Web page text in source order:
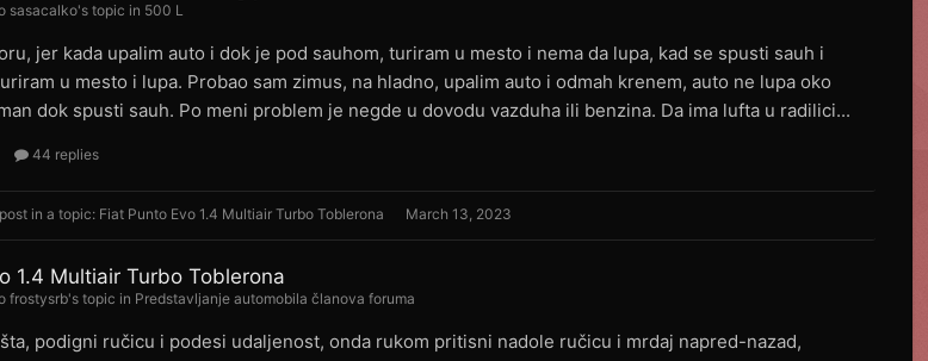
sasacalko's topic in 500 L
jer kada upalim auto i dok je pod sauhom, turiram u mesto i nema da lupa, kad se spusti sauh i
u mesto i lupa. Probao sam zimus, na hladno, upalim auto i odmah krenem, auto ne lupa oko
dok spusti sauh. Po meni problem je negde u dovodu vazduha ili benzina. Da ima lufta u radilici...
44 replies
in a topic: Fiat Punto Evo 1.4 Multiair Turbo Toblerona March 13, 2023
1.4 Multiair Turbo Toblerona
frostysrb's topic in Predstavljanje automobila članova foruma
podigni ručicu i podesi udaljenost, onda rukom pritisni nadole ručicu i mrdaj napred-nazad,